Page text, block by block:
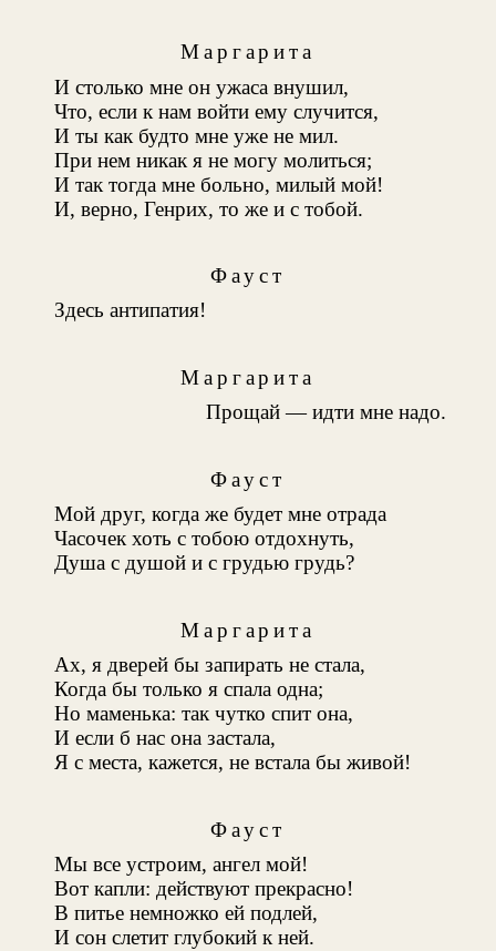
Маргарита
И столько мне он ужаса внушил,
Что, если к нам войти ему случится,
И ты как будто мне уже не мил.
При нем никак я не могу молиться;
И так тогда мне больно, милый мой!
И, верно, Генрих, то же и с тобой.
Фауст
Здесь антипатия!
Маргарита
Прощай — идти мне надо.
Фауст
Мой друг, когда же будет мне отрада
Часочек хоть с тобою отдохнуть,
Душа с душой и с грудью грудь?
Маргарита
Ах, я дверей бы запирать не стала,
Когда бы только я спала одна;
Но маменька: так чутко спит она,
И если б нас она застала,
Я с места, кажется, не встала бы живой!
Фауст
Мы все устроим, ангел мой!
Вот капли: действуют прекрасно!
В питье немножко ей подлей,
И сон слетит глубокий к ней.